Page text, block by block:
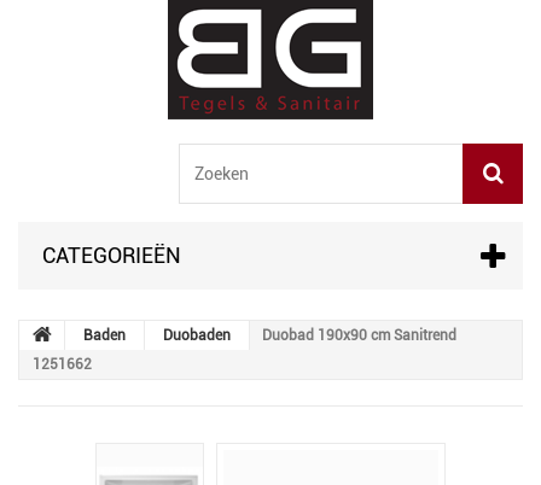
CATEGORIEËN
Baden Duobaden
Duobad 190x90 cm Sanitrend
1251662